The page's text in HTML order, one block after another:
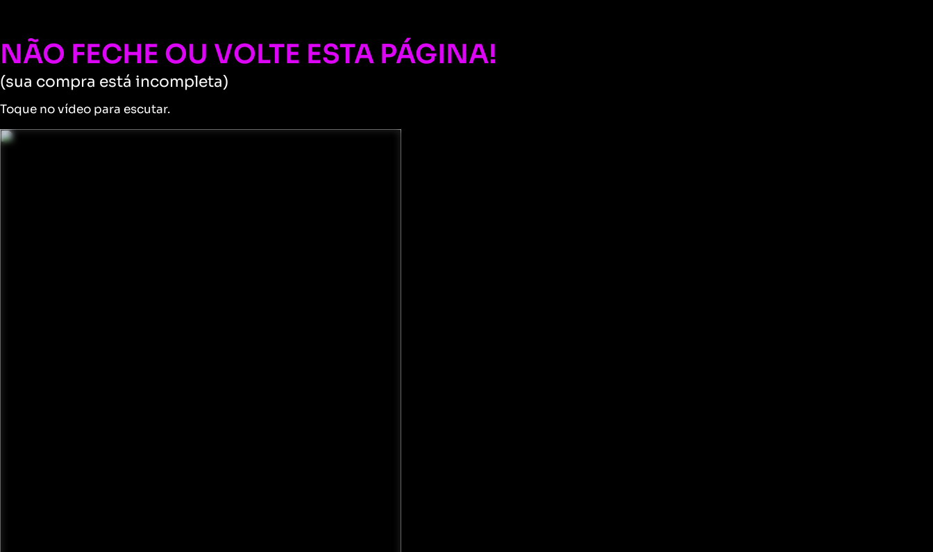
NÃO FECHE OU VOLTE ESTA PÁGINA!
(sua compra está incompleta)
Toque no vídeo para escutar.